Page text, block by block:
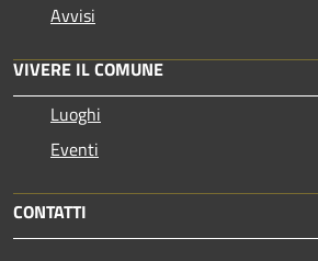
Avvisi
VIVERE IL COMUNE
Luoghi
Eventi
CONTATTI